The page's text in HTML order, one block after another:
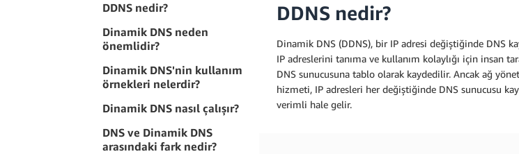
DDNS nedir?
Dinamik DNS neden
önemlidir?
Dinamik DNS'nin kullanım
örnekleri nelerdir?
Dinamik DNS nasıl çalışır?
DNS ve Dinamik DNS
arasındaki fark nedir?
DDNS nedir?
Dinamik DNS (DDNS), bir IP adresi değiştiğinde DNS
IP adreslerini tanıma ve kullanım kolaylığı için insan
DNS sunucusuna tablo olarak kaydedilir. Ancak ağ
hizmeti, IP adresleri her değiştiğinde DNS sunucusu
verimli hale gelir.